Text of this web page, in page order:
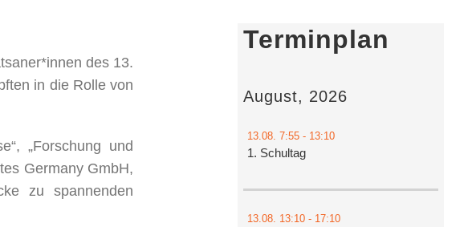
des 13.
in die Rolle von
„Forschung und
Germany GmbH,
zu spannenden
Terminplan
August, 2026
13.08. 7:55- 13:10
1. Schultag
13.08. 13:10- 17:10